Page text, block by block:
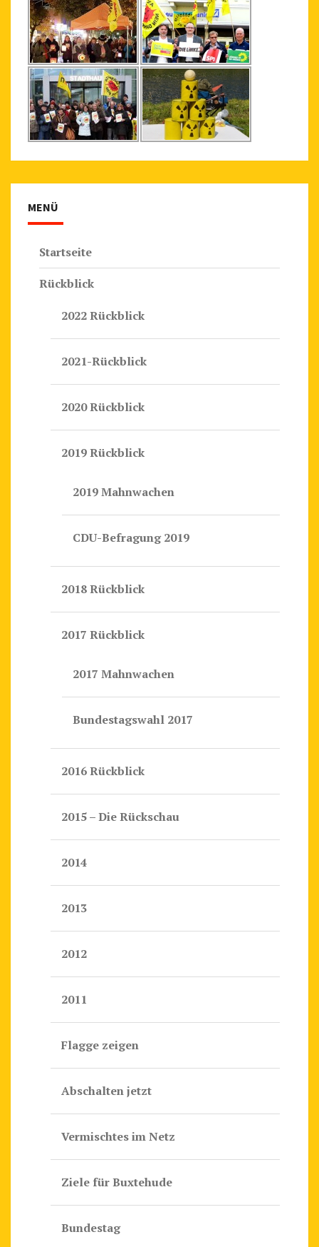
W
E
G
Z
U
R
F
Ä
H
R
MENÜ
Startseite
Rückblick
2022 Rückblick
2021-Rückblick
2020 Rückblick
2019 Rückblick
2019 Mahnwachen
CDU-Befragung 2019
2018 Rückblick
2017 Rückblick
2017 Mahnwachen
Bundestagswahl 2017
2016 Rückblick
2015 – Die Rückschau
2014
2013
2012
2011
Flagge zeigen
Abschalten jetzt
Vermischtes im Netz
Ziele für Buxtehude
Bundestag